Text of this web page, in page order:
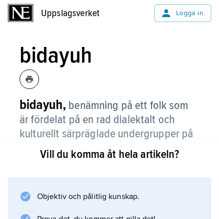
Uppslagsverket Logga in
bidayuh
bidayuh, benämning på ett folk som
är fördelat på en rad dialektalt och
kulturellt särpräglade undergrupper på
västra Borneo, framför allt i västra
Sarawak och i synnerhet i och kring
Bidayhu kallades tidigare officiellt för
Vill du komma åt hela artikeln?
Objektiv och pålitlig kunskap.